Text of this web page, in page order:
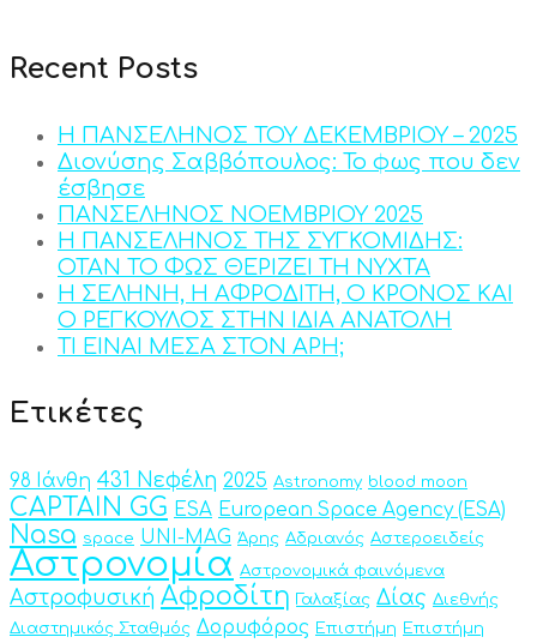
Recent Posts
Η ΠΑΝΣΕΛΗΝΟΣ ΤΟΥ ΔΕΚΕΜΒΡΙΟΥ – 2025
Διονύσης Σαββόπουλος: Το φως που δεν
έσβησε
ΠΑΝΣΕΛΗΝΟΣ ΝΟΕΜΒΡΙΟΥ 2025
Η ΠΑΝΣΕΛΗΝΟΣ ΤΗΣ ΣΥΓΚΟΜΙΔΗΣ:
ΟΤΑΝ ΤΟ ΦΩΣ ΘΕΡΙΖΕΙ ΤΗ ΝΥΧΤΑ
Η ΣΕΛΗΝΗ, Η ΑΦΡΟΔΙΤΗ, Ο ΚΡΟΝΟΣ ΚΑΙ
Ο ΡΕΓΚΟΥΛΟΣ ΣΤΗΝ ΙΔΙΑ ΑΝΑΤΟΛΗ
ΤΙ ΕΙΝΑΙ ΜΕΣΑ ΣΤΟΝ ΑΡΗ;
Ετικέτες
98 Ιάνθη 431 Νεφέλη 2025 Astronomy blood moon
CAPTAIN GG ESA European Space Agency (ESA)
Nasa space UNI-MAG Άρης Αδριανός Αστεροειδείς
Αστρονομία Αστρονομικά φαινόμενα
Αστροφυσική Αφροδίτη Γαλαξίας Δίας Διεθνής
Διαστημικός Σταθμός Δορυφόρος Επιστήμη Επιστήμη